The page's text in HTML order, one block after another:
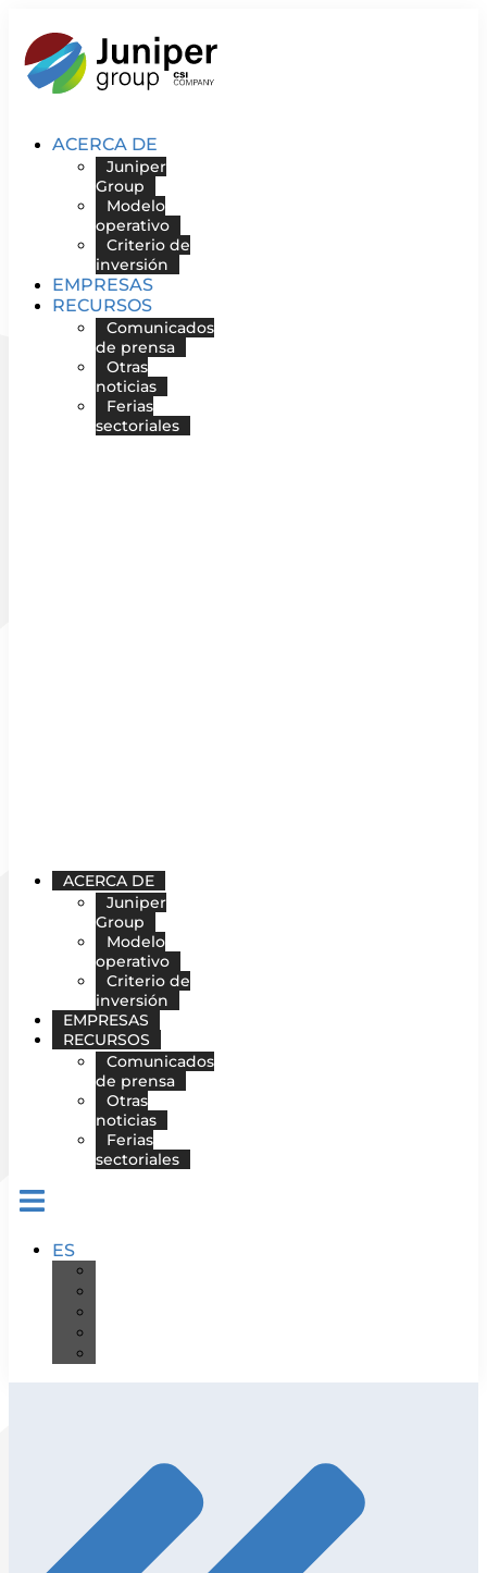
contenido
ACERCA DE
Juniper
Group
Modelo
operativo
Criterio de
inversión
EMPRESAS
RECURSOS
Comunicados
de prensa
Otras
noticias
Ferias
sectoriales
ACERCA DE
Juniper
Group
Modelo
operativo
Criterio de
inversión
EMPRESAS
RECURSOS
Comunicados
de prensa
Otras
noticias
Ferias
sectoriales
ES